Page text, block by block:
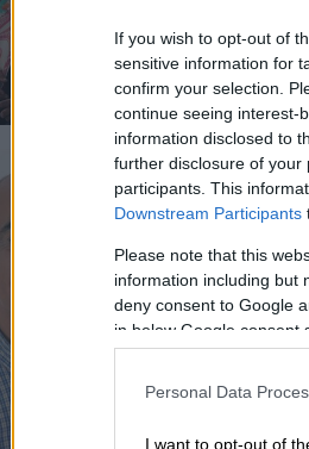
If you wish to opt-out of
sensitive information for
confirm your selection.
continue seeing interest-
information disclosed to
further disclosure of your
participants. This
Downstream Participants
Please note that this
information including but
deny consent to Google
in below Google consent
Personal Data
I want to opt-out of
να
Ο